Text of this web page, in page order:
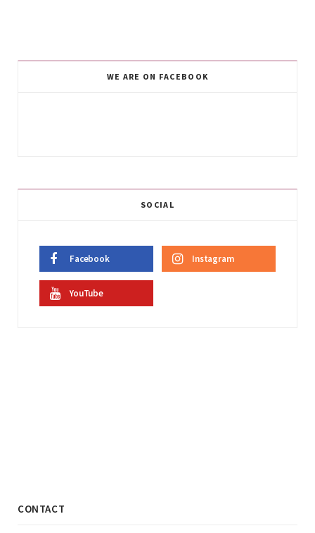
WE ARE ON FACEBOOK
SOCIAL
Facebook Instagram
YouTube
CONTACT